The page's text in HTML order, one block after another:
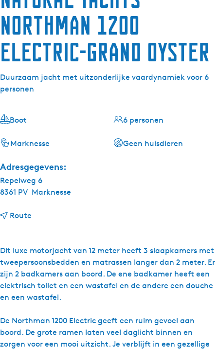
Northman 1200
Electric-Grand Oyster
Duurzaam jacht met uitzonderlijke vaardynamiek voor 6
personen
Dit luxe motorjacht van 12 meter heeft 3 slaapkamers met
tweepersoonsbedden en matrassen langer dan 2 meter. Er
zijn 2 badkamers aan boord. De ene badkamer heeft een
elektrisch toilet en een wastafel en de andere een douche
en een wastafel.
De Northman 1200 Electric geeft een ruim gevoel aan
boord. De grote ramen laten veel daglicht binnen en
zorgen voor een mooi uitzicht. Je verblijft in een gezellige
Boot
Marknesse
6 personen
Geen huisdieren
Adresgegevens:
Repelweg 6
8361 PV Marknesse
Route
r
N
a
t
u
a
l
Y